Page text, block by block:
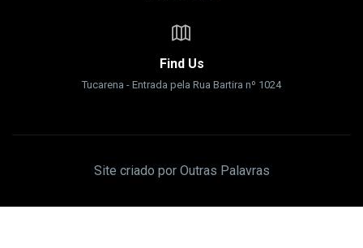
Find Us
Tucarena - Entrada pela Rua Bartira nº 1024
Site criado por Outras Palavras